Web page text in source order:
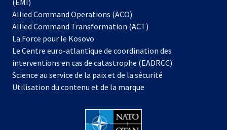
(EMI)
Allied Command Operations (ACO)
dans
nouvel
onglet
Allied Command Transformation (ACT)
La Force pour le Kosovo
dans
un
nouvel
onglet
Le Centre euro-atlantique de coordination des
interventions en cas de catastrophe (EADRCC)
Science au service de la paix et de la sécurité
Utilisation du contenu et de la marque